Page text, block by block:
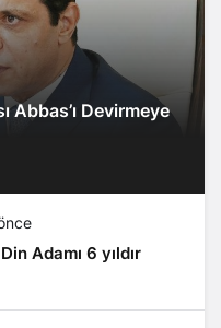
Abbas’ı Devirmeye
Adamı 6 yıldır